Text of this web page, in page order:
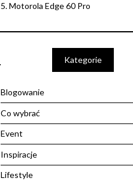
5.Motorola Edge 60 Pro
Kategorie
Blogowanie
Co wybrać
Event
Inspiracje
Lifestyle